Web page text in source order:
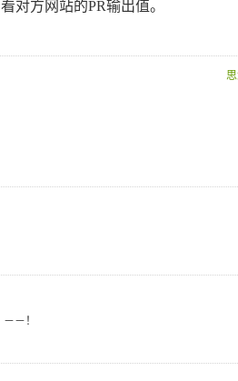
对方网站的PR输出值。
－！